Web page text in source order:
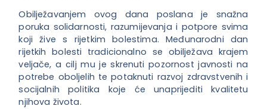
Obilježavanjem ovog dana poslana je snažna
poruka solidarnosti, razumijevanja i potpore svima
koji žive s rijetkim bolestima. Međunarodni dan
rijetkih bolesti tradicionalno se obilježava krajem
veljače, a cilj mu je skrenuti pozornost javnosti na
potrebe oboljelih te potaknuti razvoj zdravstvenih i
socijalnih politika koje će unaprijediti kvalitetu
njihova života.